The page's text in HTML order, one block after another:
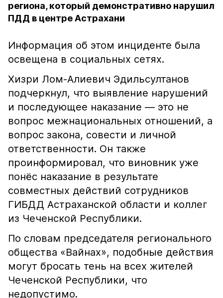
региона, который демонстративно нарушил
ПДД в центре Астрахани
Информация об этом инциденте была
освещена в социальных сетях.
Хизри Лом-Алиевич Эдильсултанов
подчеркнул, что выявление нарушений
и последующее наказание — это не
вопрос межнациональных отношений, а
вопрос закона, совести и личной
ответственности. Он также
проинформировал, что виновник уже
понёс наказание в результате
совместных действий сотрудников
ГИБДД Астраханской области и коллег
из Чеченской Республики.
По словам председателя регионального
общества «Вайнах», подобные действия
могут бросать тень на всех жителей
Чеченской Республики, что
недопустимо.